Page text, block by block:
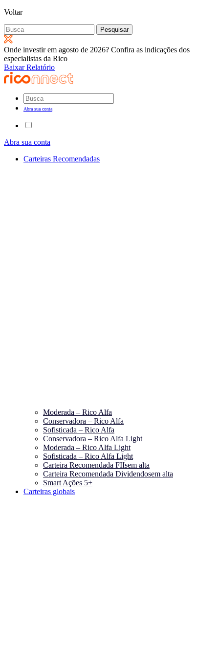
Voltar
Pesquisar
por:
Onde investir em agosto de 2026? Confira as indicações dos
especialistas da Rico
Baixar Relatório
Abra sua conta
Abra sua conta
Carteiras Recomendadas
Moderada – Rico Alfa
Conservadora – Rico Alfa
Sofisticada – Rico Alfa
Conservadora – Rico Alfa Light
Moderada – Rico Alfa Light
Sofisticada – Rico Alfa Light
Carteira Recomendada FIIsem alta
Carteira Recomendada Dividendosem alta
Smart Ações 5+
Carteiras globais